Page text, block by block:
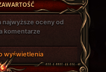
najwyższe oceny od
komentarze
wyświetlenia